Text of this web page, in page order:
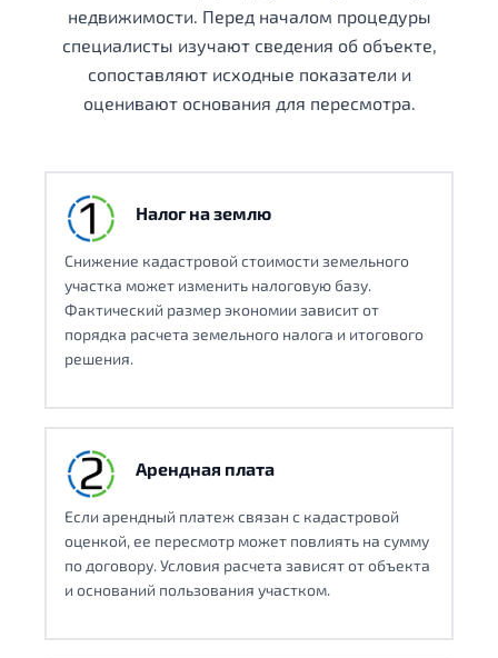
недвижимости. Перед началом процедуры
специалисты изучают сведения об объекте,
сопоставляют исходные показатели и
оценивают основания для пересмотра.
Налог на землю
Снижение кадастровой стоимости земельного
участка может изменить налоговую базу.
Фактический размер экономии зависит от
порядка расчета земельного налога и итогового
решения.
Арендная плата
Если арендный платеж связан с кадастровой
оценкой, ее пересмотр может повлиять на сумму
по договору. Условия расчета зависят от объекта
и оснований пользования участком.